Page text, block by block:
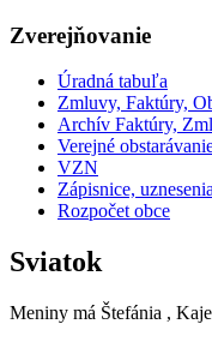
Zverejňovanie
Úradná tabuľa
Zmluvy, Faktúry,
Archív Faktúry,
Verejné
VZN
Zápisnice, uznesenia
Rozpočet obce
Sviatok
Meniny má Štefánia ,